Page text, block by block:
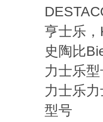
亨士乐
史陶比
力士乐
力士乐
型号